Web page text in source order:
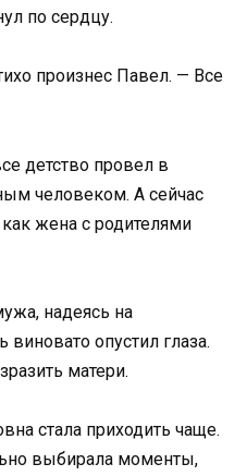
по сердцу.
произнес Павел. — Все
детство провел в
человеком. А сейчас
жена с родителями
надеясь на
опустил глаза.
матери.
стала приходить чаще.
выбирала моменты,